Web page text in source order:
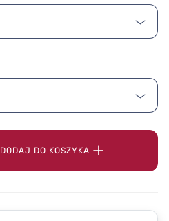
DODAJ DO KOSZYKA